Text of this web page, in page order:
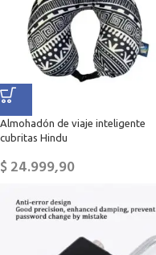
Almohadón de viaje inteligente
cubritas Hindu
$24.999,90